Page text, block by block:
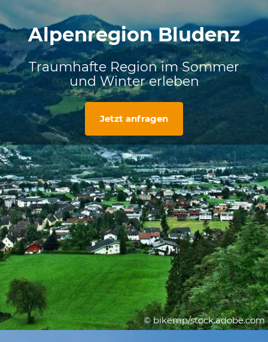
Alpenregion Bludenz
Traumhafte Region im Sommer
und Winter erleben
Jetzt anfragen
© bikemp/stock.adobe.com